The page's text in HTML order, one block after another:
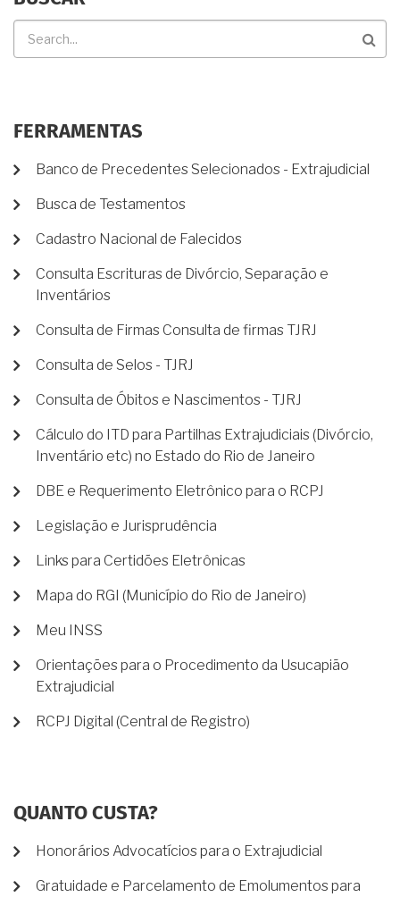
FERRAMENTAS
Banco de Precedentes Selecionados - Extrajudicial
Busca de Testamentos
Cadastro Nacional de Falecidos
Consulta Escrituras de Divórcio, Separação e
Inventários
Consulta de Firmas Consulta de firmas TJRJ
Consulta de Selos - TJRJ
Consulta de Óbitos e Nascimentos - TJRJ
Cálculo do ITD para Partilhas Extrajudiciais (Divórcio,
Inventário etc) no Estado do Rio de Janeiro
DBE e Requerimento Eletrônico para o RCPJ
Legislação e Jurisprudência
Links para Certidões Eletrônicas
Mapa do RGI (Município do Rio de Janeiro)
Meu INSS
Orientações para o Procedimento da Usucapião
Extrajudicial
RCPJ Digital (Central de Registro)
QUANTO CUSTA?
Honorários Advocatícios para o Extrajudicial
Gratuidade e Parcelamento de Emolumentos para